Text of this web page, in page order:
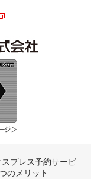
スプレス予約サービ
のメリット